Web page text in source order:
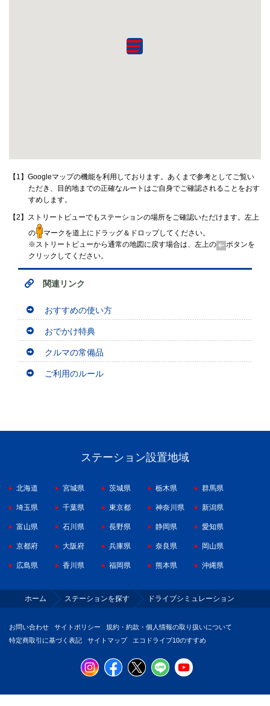
【1】Googleマップの機能を利用しております。あくまで参考としてご覧い
ただき、目的地までの正確なルートはご自身でご確認されることをおす
すめします。
【2】ストリートビューでもステーションの場所をご確認いただけます。左上
の
マークを道上にドラッグ＆ドロップしてください。
※ストリートビューから通常の地図に戻す場合は、左上の
ボタンを
クリックしてください。
関連リンク
おすすめの使い方
おでかけ特典
クルマの常備品
ご利用のルール
ステーション設置地域
北海道 宮城県 茨城県 栃木県 群馬県
埼玉県 千葉県 東京都 神奈川県 新潟県
富山県 石川県 長野県 静岡県 愛知県
京都府 大阪府 兵庫県 奈良県 岡山県
広島県 香川県 福岡県 熊本県 沖縄県
ホーム ステーションを探す ドライブシミュレーション
お問い合わせ サイトポリシー
規約・約款・個人情報の取り扱いについて
特定商取引に基づく表記
サイトマップ エコドライブ10のすすめ